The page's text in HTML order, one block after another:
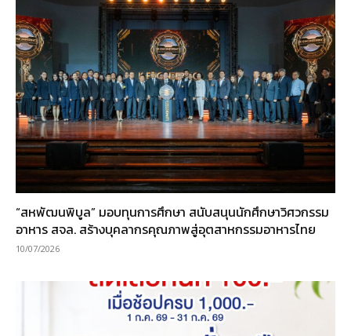
“สหพัฒนพิบูล” มอบทุนการศึกษา สนับสนุนนักศึกษาวิศวกรรม
อาหาร สจล. สร้างบุคลากรคุณภาพสู่อุตสาหกรรมอาหารไทย
10/07/2026